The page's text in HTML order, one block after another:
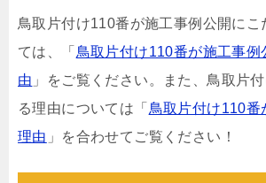
鳥取片付け110番が施工事例公開にこ
ては、「 鳥取片付け110番が施工事例
由 」をご覧ください。また、鳥取片
る理由については「 鳥取片付け110番
理由 」を合わせてご覧ください！